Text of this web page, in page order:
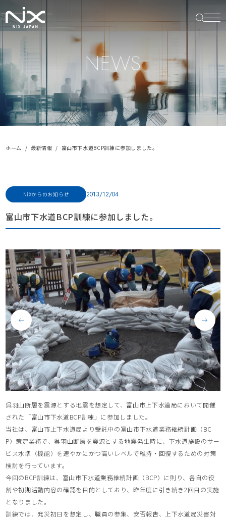
NEWS
ホーム 最新情報 富山市下水道BCP訓練に参加しました。
NiXからのお知らせ 2013/12/04
富山市下水道BCP訓練に参加しました。
呉羽山断層を震源とする地震を想定して、富山市上下水道局において開催
された「富山市下水道BCP訓練」に参加しました。
当社は、富山市上下水道局より受託中の富山市下水道業務継続計画（BC
P）策定業務で、呉羽山断層を震源とする地震発生時に、下水道施設のサー
ビス水準（機能）を速やかにかつ高いレベルで維持・回復するための対策
検討を行っています。
今回のBCP訓練は、富山市下水道業務継続計画（BCP）に則り、各自の役
割や初期活動内容の確認を目的としており、昨年度に引き続き2回目の実施
となりました。
訓練では、発災初日を想定し、職員の参集、安否報告、上下水道局災害対